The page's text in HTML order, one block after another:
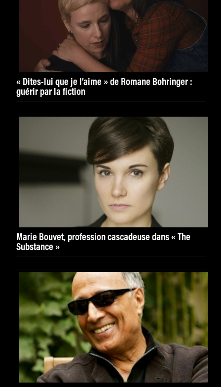
« Dites-lui que je l’aime » de Romane Bohringer :
guérir par la fiction
Marie Bouvet, profession cascadeuse dans « The
Substance »